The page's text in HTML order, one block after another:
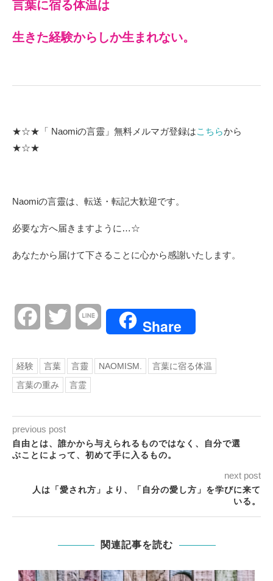
言葉に宿る体温は
生きた経験からしか生まれない。
★☆★「 Naomiの言靈」無料メルマガ登録はこちらから
★☆★
Naomiの言靈は、転送・転記大歓迎です。
必要な方へ届きますように…☆
あなたから届けて下さることに心から感謝いたします。
FacebookTwitter Line Share
経験 言葉 言靈 NAOMISM.
言葉に宿る体温
言葉の重み
言霊
previous post
自由とは、誰かから与えられるものではなく、自分で選
ぶことによって、初めて手に入るもの。
next post
人は「愛され方」より、「自分の愛し方」を学びに来て
いる。
関連記事を読む